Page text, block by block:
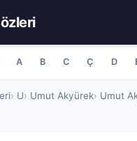
A B C Ç D
U Umut Akyürek Umut